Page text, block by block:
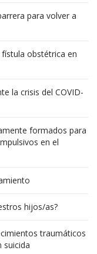
para volver a
obstétrica en
la crisis del COVID-
formados para
en el
hijos/as?
traumáticos
suicida